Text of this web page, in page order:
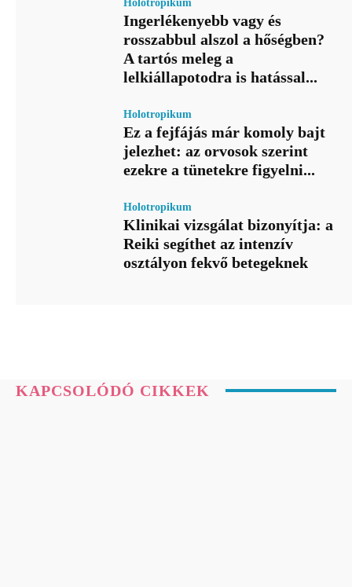
Holotropikum
Ingerlékenyebb vagy és
rosszabbul alszol a hőségben?
A tartós meleg a
lelkiállapotodra is hatással...
Holotropikum
Ez a fejfájás már komoly bajt
jelezhet: az orvosok szerint
ezekre a tünetekre figyelni...
Holotropikum
Klinikai vizsgálat bizonyítja: a
Reiki segíthet az intenzív
osztályon fekvő betegeknek
KAPCSOLÓDÓ CIKKEK